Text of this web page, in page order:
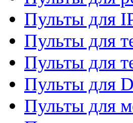
Пульты для
Пульты для
Пульты для
Пульты для
Пульты для